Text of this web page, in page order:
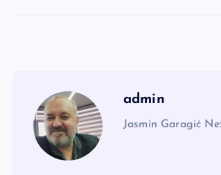
admin
Jasmin Garagić